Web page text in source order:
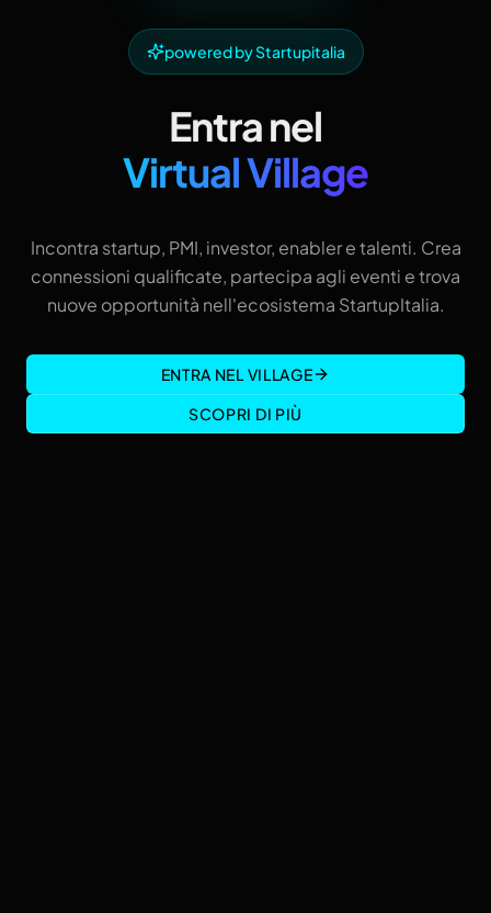
powered by Startupitalia
Entra nel
Virtual Village
Incontra startup, PMI, investor, enabler e talenti. Crea
connessioni qualificate, partecipa agli eventi e trova
nuove opportunità nell'ecosistema StartupItalia.
ENTRA NEL VILLAGE
SCOPRI DI PIÙ